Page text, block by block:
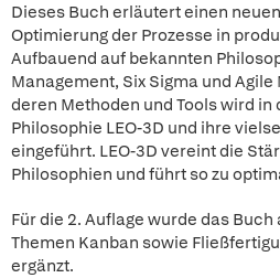
Dieses Buch erläutert einen
Optimierung der Prozesse in
Aufbauend auf bekannten
Management, Six Sigma und
deren Methoden und Tools wird
Philosophie LEO-3D und ihre
eingeführt. LEO-3D vereint die
Philosophien und führt so zu
Für die 2. Auflage wurde das
Themen Kanban sowie
ergänzt.